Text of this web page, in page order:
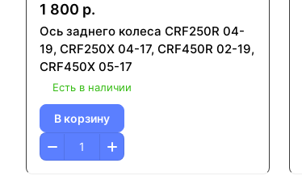
1 800 р.
Ось заднего колеса CRF250R 04-
19, CRF250X 04-17, CRF450R 02-19,
CRF450X 05-17
Есть в наличии
В корзину